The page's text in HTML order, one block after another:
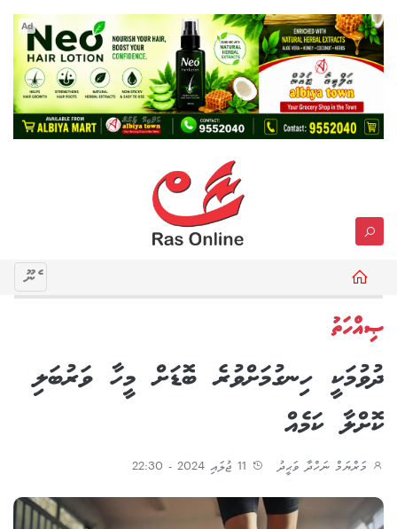
Ad
މެނޫ
ޞިއްހަތު
ދުވުމަކީ ހިނގުމަށްވުރެ ބޮޑަށް މީހާ ވަރުބަލި
ކޮށްލާ ކަމެއް
މަރްޔަމް ނަހްދާ ވަޙީދު